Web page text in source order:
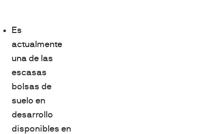
Es
actualmente
una de las
escasas
bolsas de
suelo en
desarrollo
disponibles en